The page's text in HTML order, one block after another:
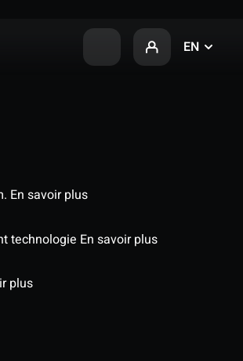
EN
En savoir plus
technologie En savoir plus
plus